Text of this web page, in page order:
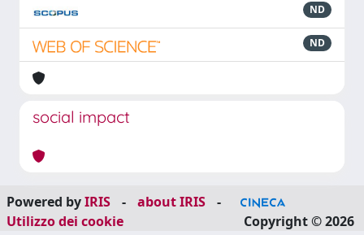
ND
ND
social impact
Powered byIRIS - about IRIS
-
Utilizzo dei cookie
Copyright © 2026